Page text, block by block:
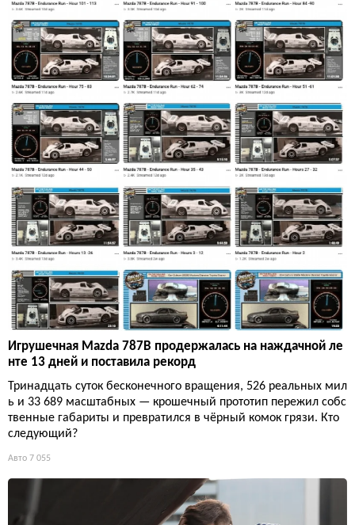
Игрушечная Mazda 787B продержалась на наждачной ле
нте 13 дней и поставила рекорд
Тринадцать суток бесконечного вращения, 526 реальных мил
ь и 33 689 масштабных — крошечный прототип пережил собс
твенные габариты и превратился в чёрный комок грязи. Кто
следующий?
Авто 7 055